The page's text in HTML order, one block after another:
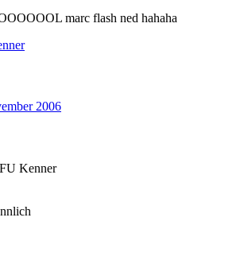
marc flash ned hahaha
2006